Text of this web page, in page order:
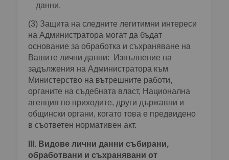
данни.
(3) Защита на следните легитимни интереси
на Администратора могат да бъдат
основание за обработка и съхраняване на
Вашите лични данни: Изпълнение на
задължения на Администратора към
Министерство на вътрешните работи,
органите на съдебната власт, Национална
агенция по приходите, други държавни и
общински органи, когато това е предвидено
в съответен нормативен акт.
ІІІ. Видове лични данни събирани,
обработвани и съхранявани от